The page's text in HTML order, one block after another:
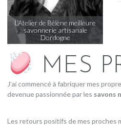
L’Atelier de Bélène meilleure
savonnerie artisanale
Dordogne
MES
J’ai commencé à fabriquer mes
devenue passionnée par les savons
Les retours positifs de mes proches